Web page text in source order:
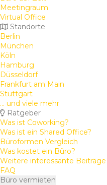
Meetingraum
Virtual Office
Standorte
Berlin
München
Köln
Hamburg
Düsseldorf
Frankfurt am Main
Stuttgart
... und viele mehr
Ratgeber
Was ist Coworking?
Was ist ein Shared Office?
Büroformen Vergleich
Was kostet ein Büro?
Weitere interessante Beiträge
FAQ
Büro vermieten